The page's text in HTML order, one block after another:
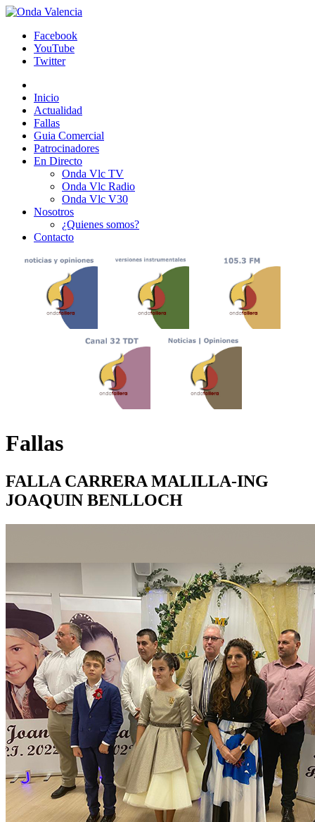
Facebook
YouTube
Twitter
Inicio
Actualidad
Fallas
Guia Comercial
Patrocinadores
En Directo
Onda Vlc TV
Onda Vlc Radio
Onda Vlc V30
Nosotros
¿Quienes somos?
Contacto
Fallas
FALLA CARRERA MALILLA-ING
JOAQUIN BENLLOCH